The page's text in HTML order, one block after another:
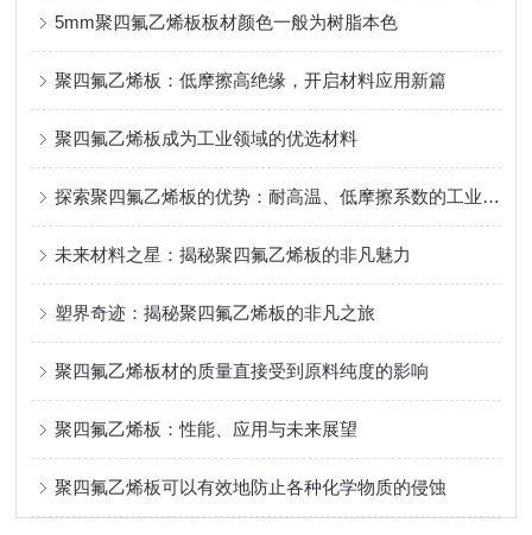
5mm聚四氟乙烯板板材颜色一般为树脂本色
聚四氟乙烯板：低摩擦高绝缘，开启材料应用新篇
聚四氟乙烯板成为工业领域的优选材料
探索聚四氟乙烯板的优势：耐高温、低摩擦系数的工业应用
未来材料之星：揭秘聚四氟乙烯板的非凡魅力
塑界奇迹：揭秘聚四氟乙烯板的非凡之旅
聚四氟乙烯板材的质量直接受到原料纯度的影响
聚四氟乙烯板：性能、应用与未来展望
聚四氟乙烯板可以有效地防止各种化学物质的侵蚀